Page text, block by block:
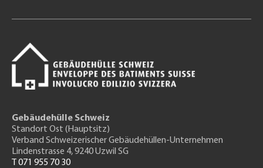
Gebäudehülle Schweiz
Standort Ost (Hauptsitz)
Verband Schweizerischer Gebäudehüllen-Unternehmen
Lindenstrasse 4, 9240 Uzwil SG
T 071 955 70 30